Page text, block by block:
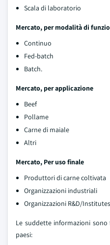
Scala di laboratorio
Mercato, per modalità di
Continuo
Fed-batch
Batch.
Mercato, per applicazione
Beef
Pollame
Carne di maiale
Altri
Mercato, Per uso finale
Produttori di carne coltivata
Organizzazioni industriali
Organizzazioni R&D/Institutes
Le suddette informazioni
paesi: